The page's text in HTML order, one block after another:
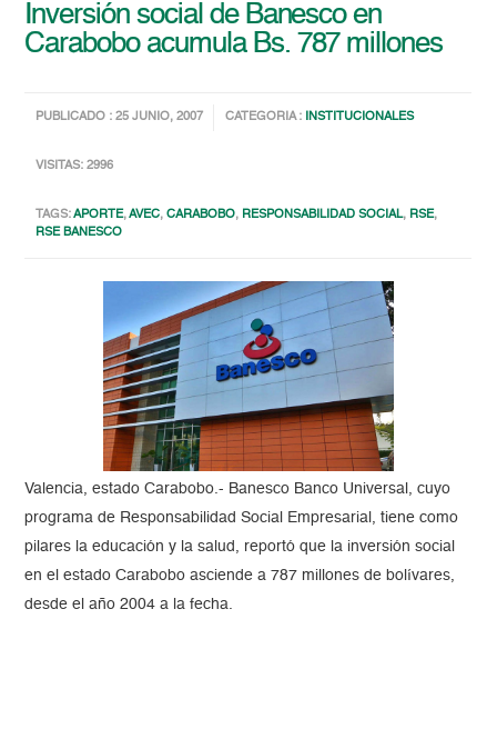
Inversión social de Banesco en
Carabobo acumula Bs. 787 millones
PUBLICADO : 25 JUNIO, 2007 CATEGORIA : INSTITUCIONALES
VISITAS: 2996
TAGS:APORTE,AVEC,CARABOBO, RESPONSABILIDAD SOCIAL, RSE,
RSE BANESCO
Valencia, estado Carabobo.- Banesco Banco Universal, cuyo
programa de Responsabilidad Social Empresarial, tiene como
pilares la educación y la salud, reportó que la inversión social
en el estado Carabobo asciende a 787 millones de bolívares,
desde el año 2004 a la fecha.